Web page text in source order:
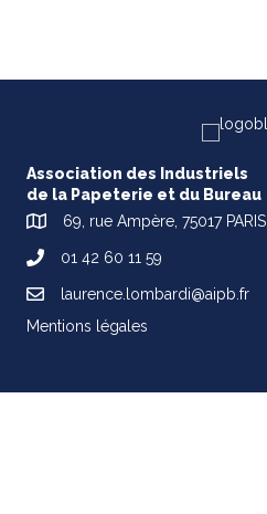
Association des Industriels
de la Papeterie et du Bureau
69, rue Ampère, 75017 PARIS
01 42 60 11 59
laurence.lombardi@aipb.fr
Mentions légales